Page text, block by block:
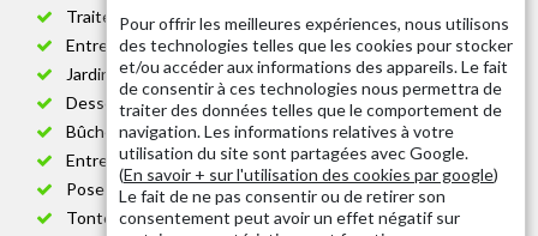
Traitement anti-chenille 87
Entreprise abattage arbre 87
Jardinier taille de haie 87
Dessouchage arbre et haie 87
Bûcheron 87
Entretien espace vert cimetière 87
Pose et changement grillage et clôture 87
Tonte de pelouse 87
Pour offrir les meilleures expériences, nous utilisons
des technologies telles que les cookies pour stocker
et/ou accéder aux informations des appareils. Le fait
de consentir à ces technologies nous permettra de
traiter des données telles que le comportement de
navigation. Les informations relatives à votre
utilisation du site sont partagées avec Google.
(En savoir + sur l'utilisation des cookies par google)
Le fait de ne pas consentir ou de retirer son
consentement peut avoir un effet négatif sur